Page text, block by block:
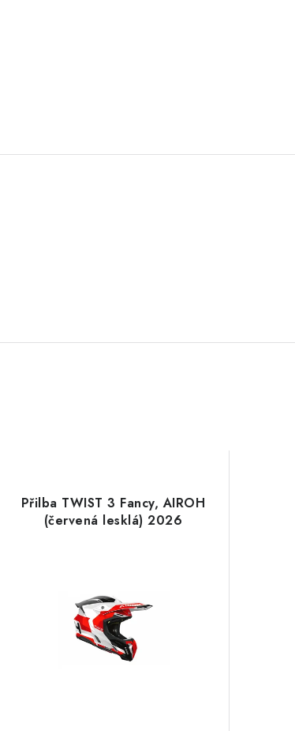
Přilba TWIST 3 Fancy, AIROH
(červená lesklá) 2026